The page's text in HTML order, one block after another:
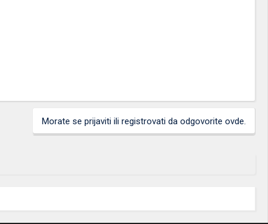
Morate se prijaviti ili registrovati da odgovorite ovde.